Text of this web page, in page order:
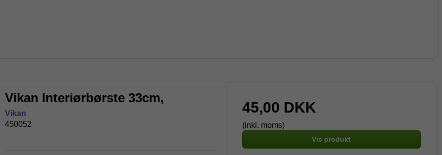
Vikan Interiørbørste 33cm,
Vikan
450052
45,00 DKK
(inkl. moms)
Vis produkt